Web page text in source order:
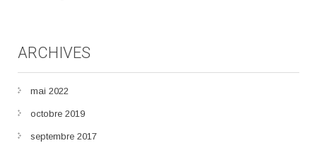
ARCHIVES
mai 2022
octobre 2019
septembre 2017